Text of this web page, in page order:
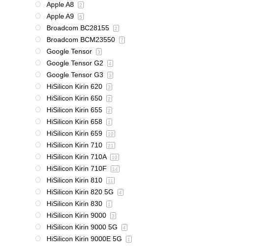
Apple A8 2
Apple A9 5
Broadcom BC28155 2
Broadcom BCM23550 7
Google Tensor 3
Google Tensor G2 4
Google Tensor G3 3
HiSilicon Kirin 620 3
HiSilicon Kirin 650 2
HiSilicon Kirin 655 2
HiSilicon Kirin 658 1
HiSilicon Kirin 659 10
HiSilicon Kirin 710 21
HiSilicon Kirin 710A 10
HiSilicon Kirin 710F 14
HiSilicon Kirin 810 11
HiSilicon Kirin 820 5G 4
HiSilicon Kirin 830 1
HiSilicon Kirin 9000 3
HiSilicon Kirin 9000 5G 4
HiSilicon Kirin 9000E 5G 1